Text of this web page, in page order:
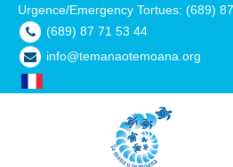
Urgence/Emergency Tortues: (689)
(689) 87 71 53 44
info@temanaotemoana.org